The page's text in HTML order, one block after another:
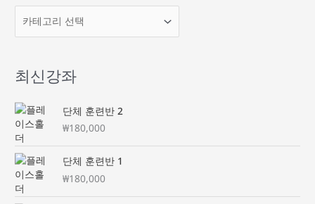
최신강좌
단체 훈련반 2
₩180,000
단체 훈련반 1
₩180,000